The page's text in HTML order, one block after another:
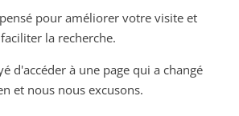
pour améliorer votre visite et
faciliter la recherche.
d'accéder à une page qui a changé
et nous nous excusons.